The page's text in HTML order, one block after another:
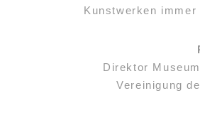
Kunstwerken
Direktor
Vereinigung